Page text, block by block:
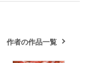
作者の作品一覧